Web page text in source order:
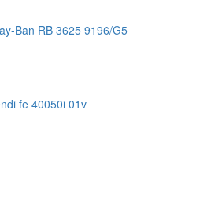
Ban RB 3625 9196/G5
fe 40050i 01v